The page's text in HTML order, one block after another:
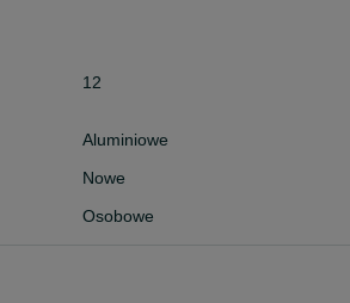
12
Aluminiowe
Nowe
Osobowe